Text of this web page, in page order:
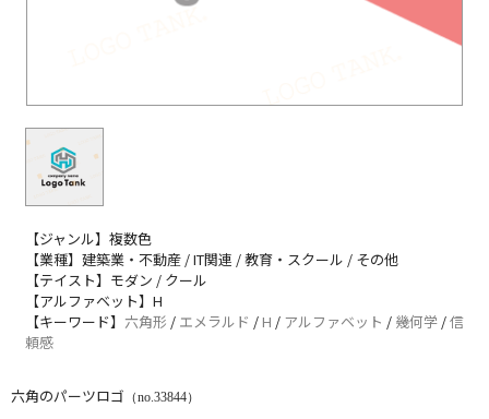
【ジャンル】複数色
【業種】建築業・不動産 / IT関連 / 教育・スクール / その他
【テイスト】モダン / クール
【アルファベット】H
【キーワード】 六角形 / エメラルド /H / アルファベット / 幾何学 /信
頼感
六角のパーツロゴ （no.33844）